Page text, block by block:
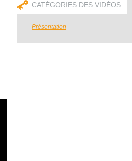
CATÉGORIES DES VIDÉOS
Présentation